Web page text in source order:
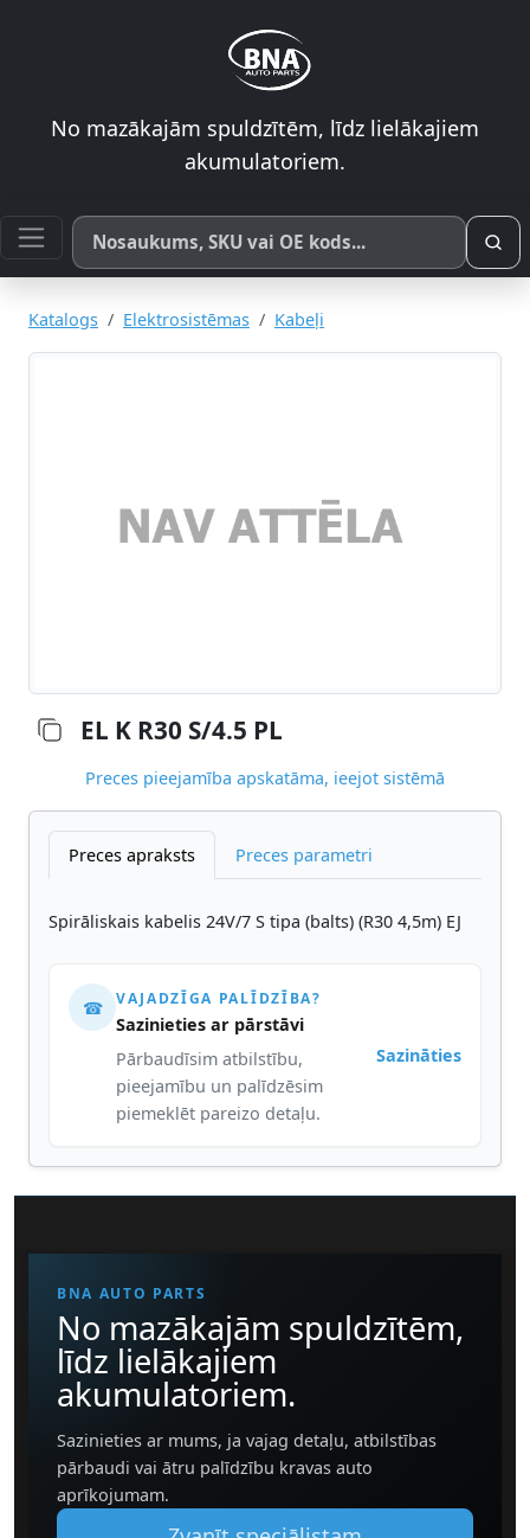
No mazākajām spuldzītēm, līdz lielākajiem
akumulatoriem.
Meklēt pēc produkta nosaukuma, SKU vai OE koda
Katalogs Elektrosistēmas Kabeļi
EL K R30 S/4.5 PL
Preces pieejamība apskatāma, ieejot sistēmā
Preces apraksts Preces parametri
Spirāliskais kabelis 24V/7 S tipa (balts) (R30 4,5m) EJ
☎ VAJADZĪGA PALĪDZĪBA?
Sazinieties ar pārstāvi
Pārbaudīsim atbilstību,
pieejamību un palīdzēsim
piemeklēt pareizo detaļu.
Sazināties
BNA AUTO PARTS
No mazākajām spuldzītēm,
līdz lielākajiem
akumulatoriem.
Sazinieties ar mums, ja vajag detaļu, atbilstības
pārbaudi vai ātru palīdzību kravas auto
aprīkojumam.